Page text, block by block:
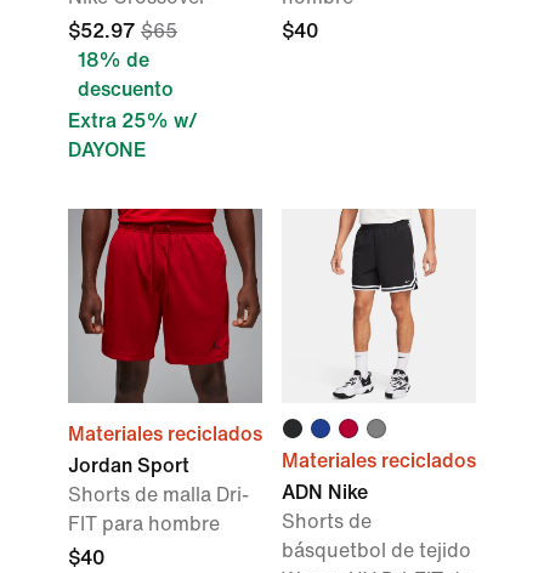
$52.97 $65
18% de
descuento
Extra 25% w/
DAYONE
$40
Materiales reciclados
Jordan Sport
Shorts de malla Dri-
FIT para hombre
$40
Materiales reciclados
ADN Nike
Shorts de
básquetbol de tejido